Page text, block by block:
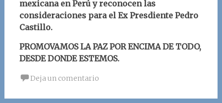
mexicana en Perú y reconocen las
consideraciones para el Ex Presdiente Pedro
Castillo.
PROMOVAMOS LA PAZ POR ENCIMA DE TODO,
DESDE DONDE ESTEMOS.
Deja un comentario